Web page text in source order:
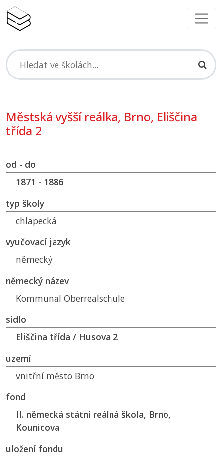
Městská vyšší reálka, Brno, Eliščina
třída 2
od - do
1871 - 1886
typ školy
chlapecká
vyučovací jazyk
německý
německý název
Kommunal Oberrealschule
sídlo
Eliščina třída / Husova 2
uzemí
vnitřní město Brno
fond
II. německá státní reálná škola, Brno,
Kounicova
uložení fondu